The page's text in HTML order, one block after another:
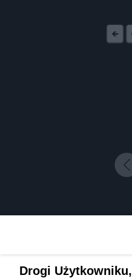
Drogi Użytkowniku,